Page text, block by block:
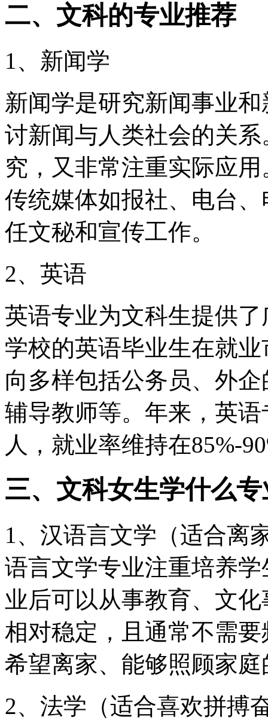
二、文科的专业推荐
1、新闻学
新闻学是研究新闻事业
讨新闻与人类社会的关
究，又非常注重实际应
传统媒体如报社、电台
任文秘和宣传工作。
2、英语
英语专业为文科生提供
学校的英语毕业生在就
向多样包括公务员、外
辅导教师等。年来，英
人，就业率维持在85%-
三、文科女生学什么
1、汉语言文学（适合离
语言文学专业注重培养
业后可以从事教育、文
相对稳定，且通常不需
希望离家、能够照顾家
2、法学（适合喜欢拼搏